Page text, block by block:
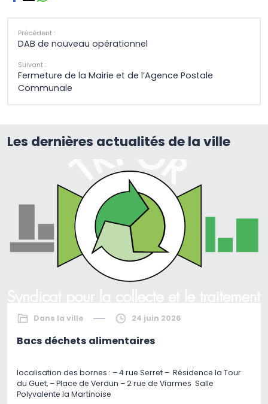
Précédent :
DAB de nouveau opérationnel
Suivant :
Fermeture de la Mairie et de l’Agence Postale
Communale
Les dernières actualités de la ville
Dans la ville 24 juin 2026
Bacs déchets alimentaires
localisation des bornes : – 4 rue Serret – Résidence la Tour
du Guet, – Place de Verdun – 2 rue de Viarmes Salle
Polyvalente la Martinoise